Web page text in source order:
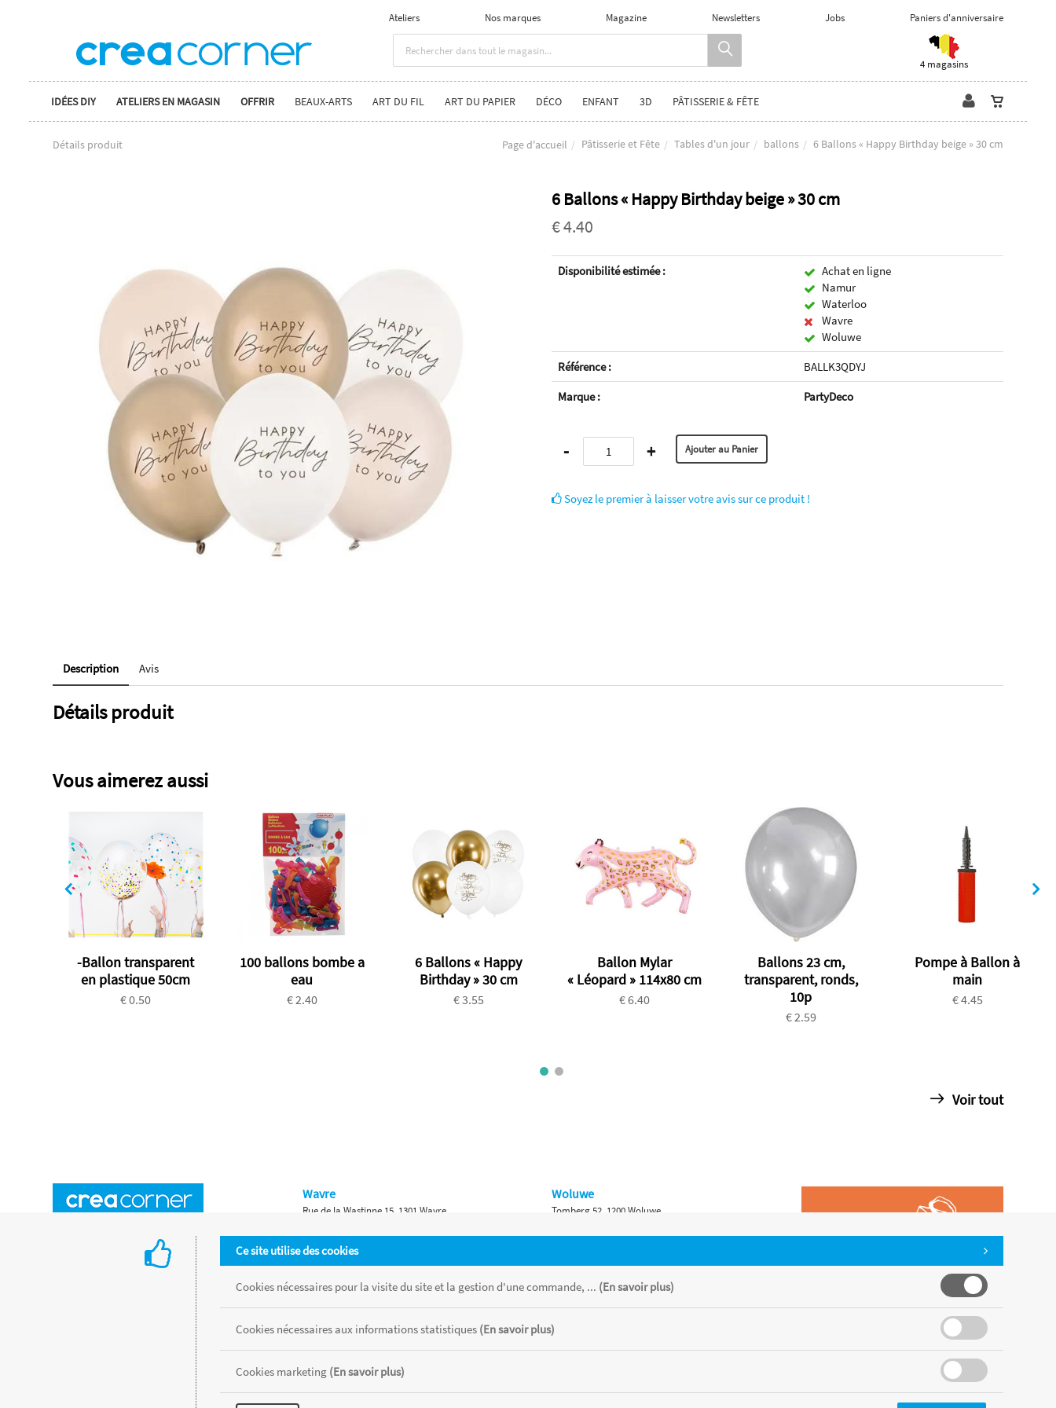
Ateliers Nos marques Magazine Newsletters Jobs Paniers d'anniversaire
4 magasins
IDÉES DIY ATELIERS EN MAGASIN OFFRIR BEAUX-ARTS ART DU FIL ART DU PAPIER DÉCO ENFANT 3D PÂTISSERIE & FÊTE
Détails produit Page d'accueil Pâtisserie et Fête Tables d'un jour ballons 6 Ballons « Happy Birthday beige » 30 cm
6 Ballons « Happy Birthday beige » 30 cm
€ 4.40
Disponibilité estimée :
Achat en ligne
Namur
Waterloo
Wavre
Woluwe
Référence :
BALLK3QDYJ
Marque :
PartyDeco
- +
Soyez le premier à laisser votre avis sur ce produit !
Description Avis
Détails produit
Vous aimerez aussi
-Ballon transparent
en plastique 50cm
€ 0.50
100 ballons bombe a
eau
€ 2.40
6 Ballons « Happy
Birthday » 30 cm
€ 3.55
Ballon Mylar
« Léopard » 114x80 cm
€ 6.40
Ballons 23 cm,
transparent, ronds,
10p
€ 2.59
Pompe à Ballon à
main
€ 4.45
Voir tout
Ce site utilise des cookies
Cookies nécessaires pour la visite du site et la gestion d'une commande, ... (En savoir plus)
Cookies nécessaires aux informations statistiques (En savoir plus)
Cookies marketing (En savoir plus)
Wavre
Rue de la Wastinne 15, 1301 Wavre
Waterloo
Chaussée de Bruxelles 315, 1410 Waterloo
Woluwe
Tomberg 52, 1200 Woluwe
Namur
Tous les produits sont vendus dans la limite des stocks disponibles de chaque magasin, toutes taxes comprises.